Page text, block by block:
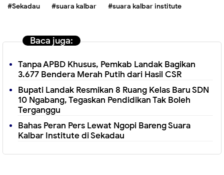
#Sekadau
#suara kalbar #suara kalbar institute
Baca juga:
Tanpa APBD Khusus, Pemkab Landak Bagikan
3.677 Bendera Merah Putih dari Hasil CSR
Bupati Landak Resmikan 8 Ruang Kelas Baru SDN
10 Ngabang, Tegaskan Pendidikan Tak Boleh
Terganggu
Bahas Peran Pers Lewat Ngopi Bareng Suara
Kalbar Institute di Sekadau